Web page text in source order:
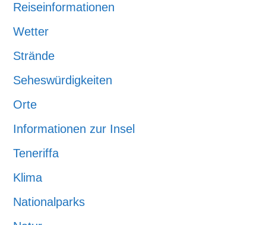
Reiseinformationen
Wetter
Strände
Seheswürdigkeiten
Orte
Informationen zur Insel
Teneriffa
Klima
Nationalparks